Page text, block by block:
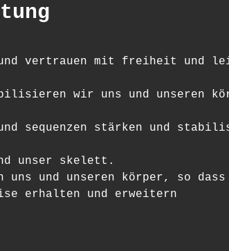
vertrauen mit freiheit und
wir uns und unseren
sequenzen stärken und
unser skelett.
und unseren körper, so
erhalten und erweitern